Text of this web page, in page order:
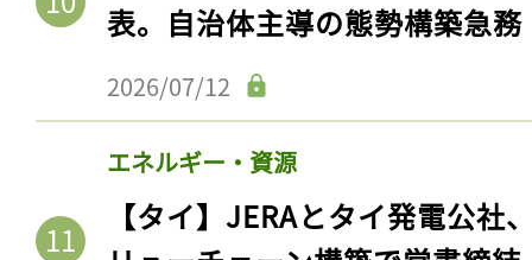
表。自治体主導の態勢構築急務
2026/07/12
エネルギー・資源
【タイ】JERAとタイ発電公社